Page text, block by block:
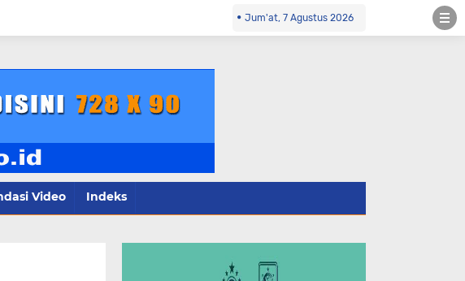
Jum'at, 7 Agustus 2026
Video Indeks